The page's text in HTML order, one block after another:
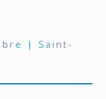
| Saint-